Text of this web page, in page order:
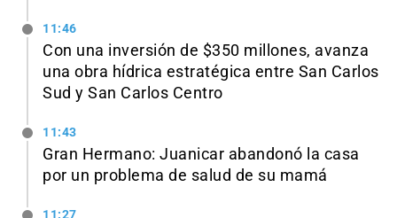
11:46
Con una inversión de $350 millones, avanza
una obra hídrica estratégica entre San Carlos
Sud y San Carlos Centro
11:43
Gran Hermano: Juanicar abandonó la casa
por un problema de salud de su mamá
11:27